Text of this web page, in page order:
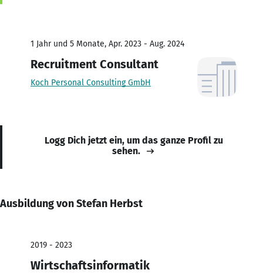
1 Jahr und 5 Monate, Apr. 2023 - Aug. 2024
Recruitment Consultant
Koch Personal Consulting GmbH
Logg Dich jetzt ein, um das ganze Profil zu
sehen.
Ausbildung von Stefan Herbst
2019 - 2023
Wirtschaftsinformatik